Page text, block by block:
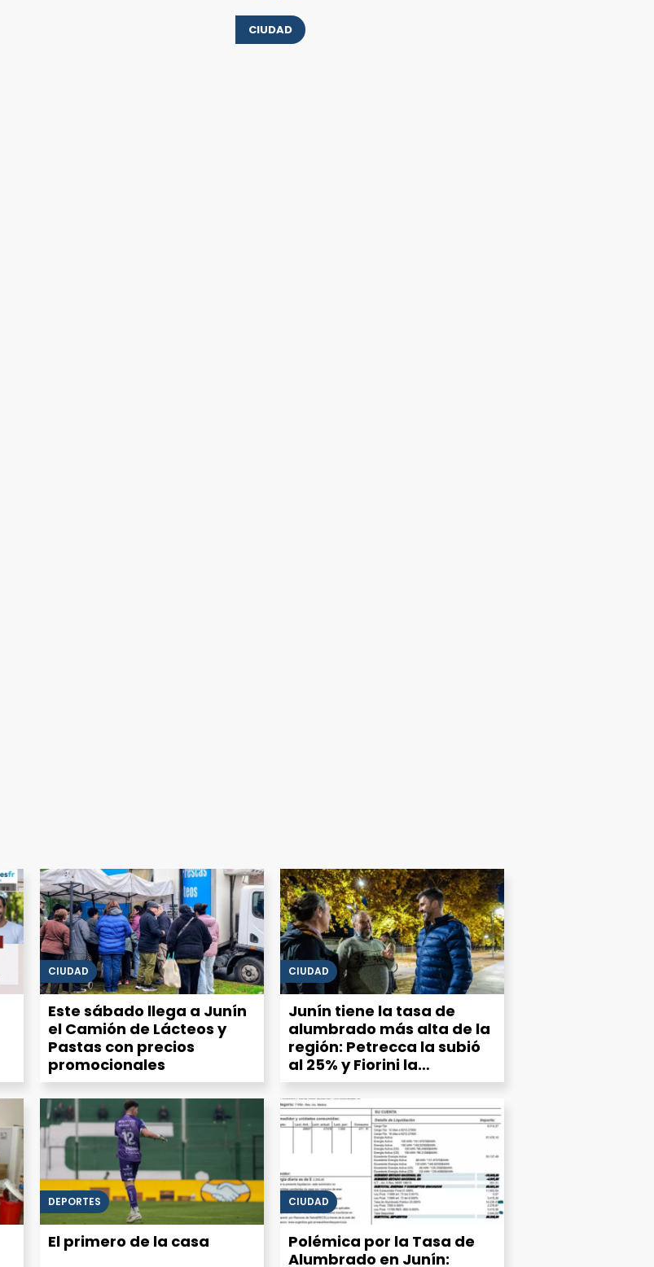
CIUDAD
CIUDAD
Este sábado llega a Junín
el Camión de Lácteos y
Pastas con precios
promocionales
CIUDAD
Junín tiene la tasa de
alumbrado más alta de la
región: Petrecca la subió
al 25% y Fiorini la
mantiene
DEPORTES
El primero de la casa
CIUDAD
Polémica por la Tasa de
Alumbrado en Junín: